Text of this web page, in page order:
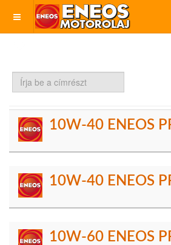
Írja
a
10W-40 ENEOS
10W-40 ENEOS
10W-60 ENEOS